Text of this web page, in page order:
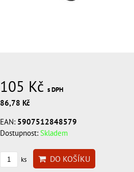
105 Kč s DPH
86,78 Kč
EAN: 5907512848579
Dostupnost: Skladem
ks DO KOŠÍKU